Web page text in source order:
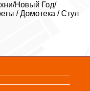
Новый Год/
/ Домотека / Стул